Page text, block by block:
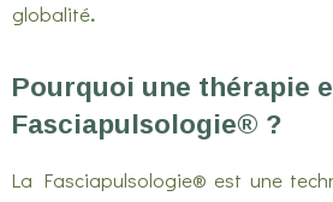
globalité.
Pourquoi une thérapie
Fasciapulsologie® ?
La Fasciapulsologie® est une